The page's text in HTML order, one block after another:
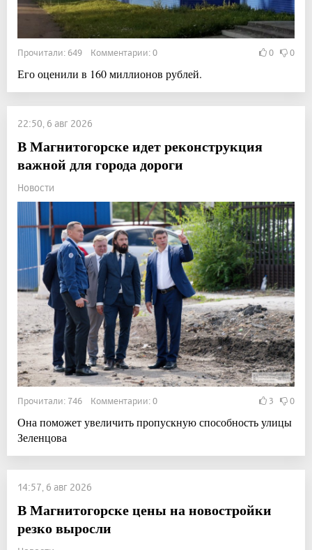
Прочитали: 649 Комментарии: 0 0 0
Его оценили в 160 миллионов рублей.
22:50, 6 авг 2026
В Магнитогорске идет реконструкция
важной для города дороги
Новости
Прочитали: 746 Комментарии: 0 3 0
Она поможет увеличить пропускную способность улицы
Зеленцова
14:57, 6 авг 2026
В Магнитогорске цены на новостройки
резко выросли